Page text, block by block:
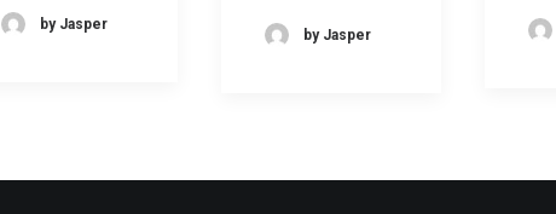
by Jasper
by Jasper